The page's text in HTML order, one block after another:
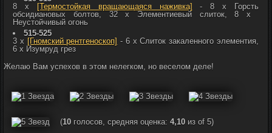
8 x [Термостойкая вращающаяся наживка] - 8 x Горсть
обсидиановых болтов, 32 xЭлементиевый слиток, 8 x
Неустойчивый огонь
515-525
3 x [Гномский рентгеноскоп] - 6 xСлиток закаленного элементия,
6 x Изумруд грез
Желаю Вам успехов в этом нелегком, но веселом деле!
(10 голосов, средняя оценка:4,10 из of 5)